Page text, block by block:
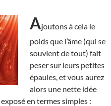
Ajoutons à cela le
poids que l’âme (qui se
souvient de tout) fait
peser sur leurs petites
épaules, et vous aurez
alors une nette idée
en termes simples :